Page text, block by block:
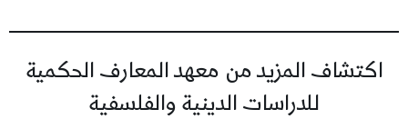
اكتشاف المزيد من معهد المعارف الحكمية
للدراسات الدينية والفلسفية